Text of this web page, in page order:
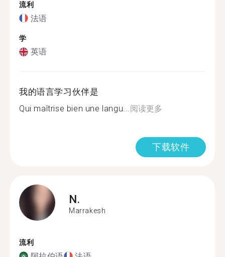
流利
法语
学
英语
我的语言学习伙伴是
Qui maîtrise bien une langu...阅读更多
下载软件
N.
Marrakesh
流利